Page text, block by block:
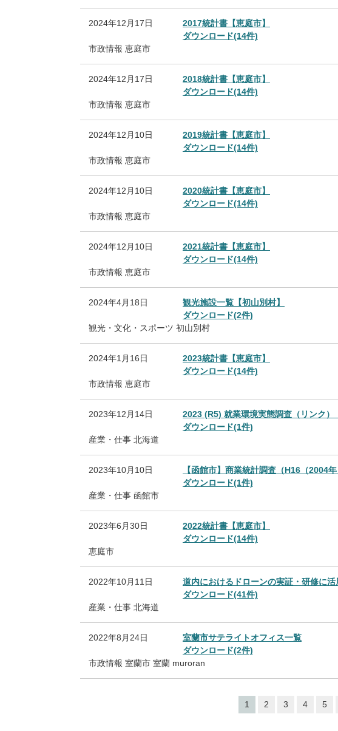
2024年12月17日
2017統計書【恵庭市】
ダウンロード(14件)
市政情報 恵庭市
2024年12月17日
2018統計書【恵庭市】
ダウンロード(14件)
市政情報 恵庭市
2024年12月10日
2019統計書【恵庭市】
ダウンロード(14件)
市政情報 恵庭市
2024年12月10日
2020統計書【恵庭市】
ダウンロード(14件)
市政情報 恵庭市
2024年12月10日
2021統計書【恵庭市】
ダウンロード(14件)
市政情報 恵庭市
2024年4月18日
観光施設一覧【初山別村】
ダウンロード(2件)
観光・文化・スポーツ 初山別村
2024年1月16日
2023統計書【恵庭市】
ダウンロード(14件)
市政情報 恵庭市
2023年12月14日
2023 (R5) 就業環境実態調査（リンク）
ダウンロード(1件)
産業・仕事 北海道
2023年10月10日
【函館市】商業統計調査（H16（2004
ダウンロード(1件)
産業・仕事 函館市
2023年6月30日
2022統計書【恵庭市】
ダウンロード(14件)
恵庭市
2022年10月11日
道内におけるドローンの実証・研修に活
ダウンロード(41件)
産業・仕事 北海道
2022年8月24日
室蘭市サテライトオフィス一覧
ダウンロード(2件)
市政情報 室蘭市 室蘭 muroran
1 2 3 4 5